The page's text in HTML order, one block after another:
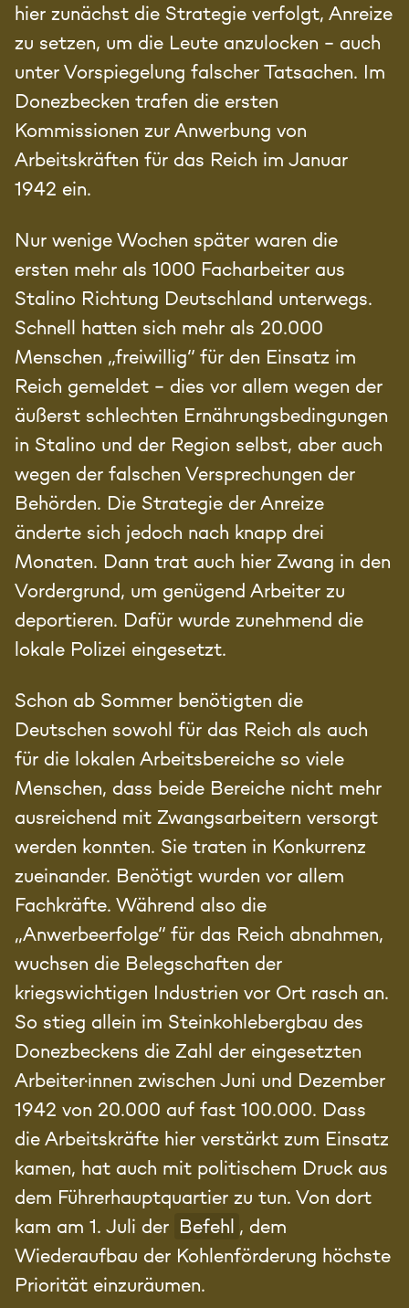
hier zunächst die Strategie verfolgt, Anreize
zu setzen, um die Leute anzulocken – auch
unter Vorspiegelung falscher Tatsachen. Im
Donezbecken trafen die ersten
Kommissionen zur Anwerbung von
Arbeitskräften für das Reich im Januar
1942 ein.
Nur wenige Wochen später waren die
ersten mehr als 1000 Facharbeiter aus
Stalino Richtung Deutschland unterwegs.
Schnell hatten sich mehr als 20.000
Menschen „freiwillig“ für den Einsatz im
Reich gemeldet – dies vor allem wegen der
äußerst schlechten Ernährungsbedingungen
in Stalino und der Region selbst, aber auch
wegen der falschen Versprechungen der
Behörden. Die Strategie der Anreize
änderte sich jedoch nach knapp drei
Monaten. Dann trat auch hier Zwang in den
Vordergrund, um genügend Arbeiter zu
deportieren. Dafür wurde zunehmend die
lokale Polizei eingesetzt.
Schon ab Sommer benötigten die
Deutschen sowohl für das Reich als auch
für die lokalen Arbeitsbereiche so viele
Menschen, dass beide Bereiche nicht mehr
ausreichend mit Zwangsarbeitern versorgt
werden konnten. Sie traten in Konkurrenz
zueinander. Benötigt wurden vor allem
Fachkräfte. Während also die
„Anwerbeerfolge“ für das Reich abnahmen,
wuchsen die Belegschaften der
kriegswichtigen Industrien vor Ort rasch an.
So stieg allein im Steinkohlebergbau des
Donezbeckens die Zahl der eingesetzten
Arbeiter·innen zwischen Juni und Dezember
1942 von 20.000 auf fast 100.000. Dass
die Arbeitskräfte hier verstärkt zum Einsatz
kamen, hat auch mit politischem Druck aus
dem Führerhauptquartier zu tun. Von dort
kam am 1. Juli der Befehl , dem
Wiederaufbau der Kohlenförderung höchste
Priorität einzuräumen.